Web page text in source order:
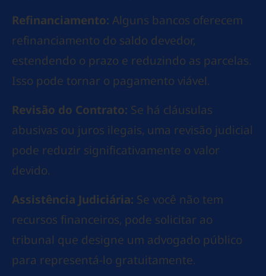
Refinanciamento: Alguns bancos oferecem
refinanciamento do saldo devedor,
estendendo o prazo e reduzindo as parcelas.
Isso pode tornar o pagamento viável.
Revisão do Contrato: Se há cláusulas
abusivas ou juros ilegais, uma revisão judicial
pode reduzir significativamente o valor
devido.
Assistência Judiciária: Se você não tem
recursos financeiros, pode solicitar ao
tribunal que designe um advogado público
para representá-lo gratuitamente.